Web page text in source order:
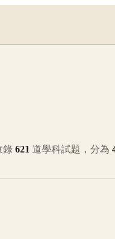
錄 621 道學科試題，分為